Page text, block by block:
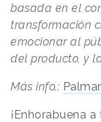
basada en el
transformación
emocionar al
del producto, y
Más info.:
¡Enhorabuena